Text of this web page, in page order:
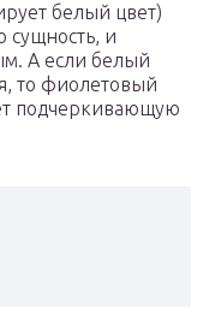
белый цвет)
сущность, и
А если белый
то фиолетовый
подчеркивающую